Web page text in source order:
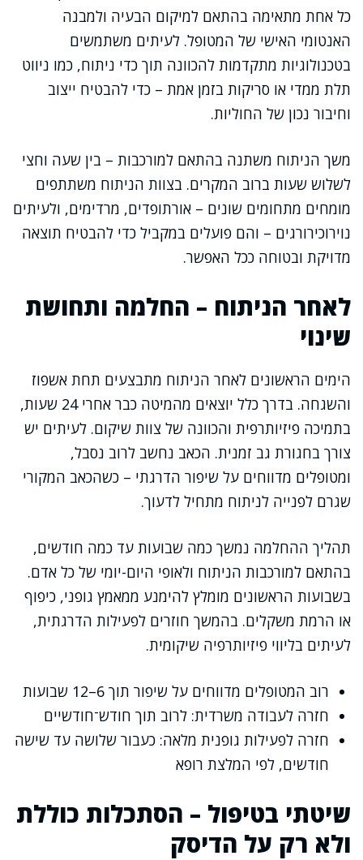
כל אחת מתאימה בהתאם למיקום הבעיה ולמבנה
האנטומי האישי של המטופל. לעיתים משתמשים
בטכנולוגיות מתקדמות להכוונה תוך כדי ניתוח, כמו ניווט
תלת ממדי או סריקות בזמן אמת – כדי להבטיח ייצוב
וחיבור נכון של החוליות.
משך הניתוח משתנה בהתאם למורכבות – בין שעה וחצי
לשלוש שעות ברוב המקרים. בצוות הניתוח משתתפים
מומחים מתחומים שונים – אורתופדים, מרדימים, ולעיתים
נוירוכירורגים – והם פועלים במקביל כדי להבטיח תוצאה
מדויקת ובטוחה ככל האפשר.
לאחר הניתוח – החלמה ותחושת
שינוי
הימים הראשונים לאחר הניתוח מתבצעים תחת אשפוז
והשגחה. בדרך כלל יוצאים מהמיטה כבר אחרי 24 שעות,
בתמיכה פיזיותרפית והכוונה של צוות שיקום. לעיתים יש
צורך בחגורת גב זמנית. הכאב נחשב לרוב נסבל,
ומטופלים מדווחים על שיפור הדרגתי – כשהכאב המקורי
שגרם לפנייה לניתוח מתחיל לדעוך.
תהליך ההחלמה נמשך כמה שבועות עד כמה חודשים,
בהתאם למורכבות הניתוח ולאופי היום-יומי של כל אדם.
בשבועות הראשונים מומלץ להימנע ממאמץ גופני, כיפוף
או הרמת משקלים. בהמשך חוזרים לפעילות הדרגתית,
לעיתים בליווי פיזיותרפיה שיקומית.
רוב המטופלים מדווחים על שיפור תוך 6–12 שבועות
חזרה לעבודה משרדית: לרוב תוך חודש־חודשיים
חזרה לפעילות גופנית מלאה: כעבור שלושה עד שישה
חודשים, לפי המלצת רופא
שיטתי בטיפול – הסתכלות כוללת
ולא רק על הדיסק